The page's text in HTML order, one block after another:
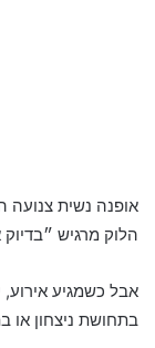
אופנה נשית צנועה
הלוק מרגיש ״בדיוק
אבל כשמגיע
בתחושת ניצחון או